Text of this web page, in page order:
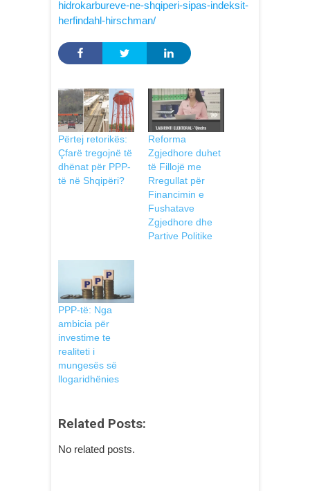
hidrokarbureve-ne-shqiperi-sipas-indeksit-
herfindahl-hirschman/
Përtej retorikës:
Çfarë tregojnë të
dhënat për PPP-
të në Shqipëri?
Reforma
Zgjedhore duhet
të Fillojë me
Rregullat për
Financimin e
Fushatave
Zgjedhore dhe
Partive Politike
PPP-të: Nga
ambicia për
investime te
realiteti i
mungesës së
llogaridhënies
Related Posts:
No related posts.